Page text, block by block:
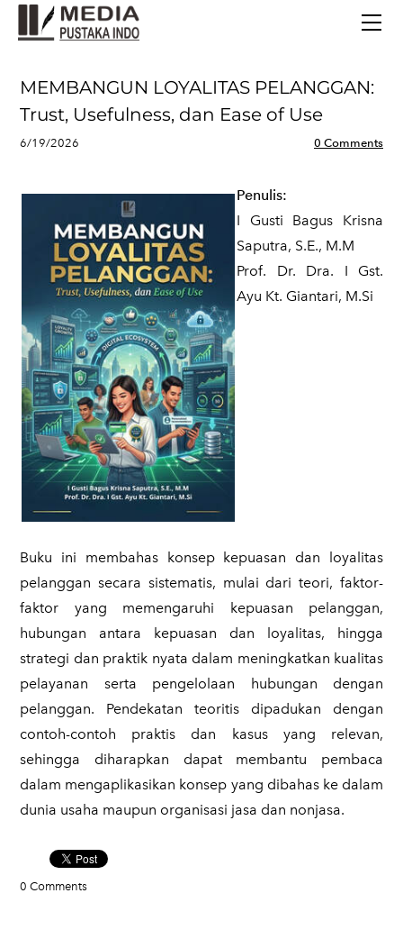
MEMBANGUN LOYALITAS PELANGGAN:
Trust, Usefulness, dan Ease of Use
6/19/2026 0 Comments
Penulis:
I Gusti Bagus Krisna
Saputra, S.E., M.M
Prof. Dr. Dra. I Gst.
Ayu Kt. Giantari, M.Si
​Buku ini membahas konsep kepuasan dan loyalitas
pelanggan secara sistematis, mulai dari teori, faktor-
faktor yang memengaruhi kepuasan pelanggan,
hubungan antara kepuasan dan loyalitas, hingga
strategi dan praktik nyata dalam meningkatkan kualitas
pelayanan serta pengelolaan hubungan dengan
pelanggan. Pendekatan teoritis dipadukan dengan
contoh-contoh praktis dan kasus yang relevan,
sehingga diharapkan dapat membantu pembaca
dalam mengaplikasikan konsep yang dibahas ke dalam
dunia usaha maupun organisasi jasa dan nonjasa.
0 Comments